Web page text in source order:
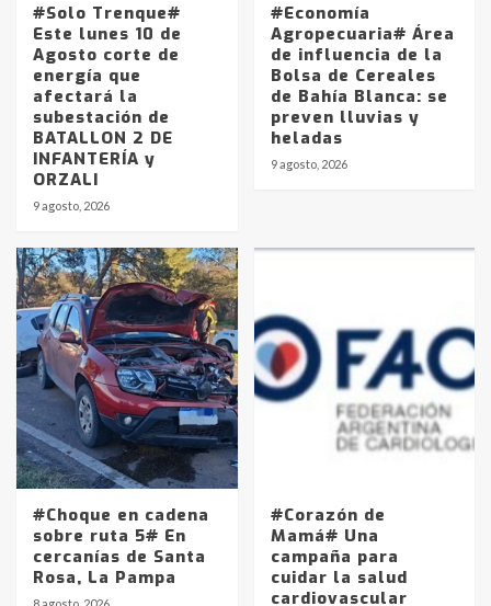
#Solo Trenque#
Este lunes 10 de
Agosto corte de
energía que
afectará la
subestación de
BATALLON 2 DE
INFANTERÍA y
ORZALI
9 agosto, 2026
#Economía
Agropecuaria# Área
de influencia de la
Bolsa de Cereales
de Bahía Blanca: se
preven lluvias y
heladas
9 agosto, 2026
#Choque en cadena
sobre ruta 5# En
cercanías de Santa
Rosa, La Pampa
8 agosto, 2026
#Corazón de
Mamá# Una
campaña para
cuidar la salud
cardiovascular